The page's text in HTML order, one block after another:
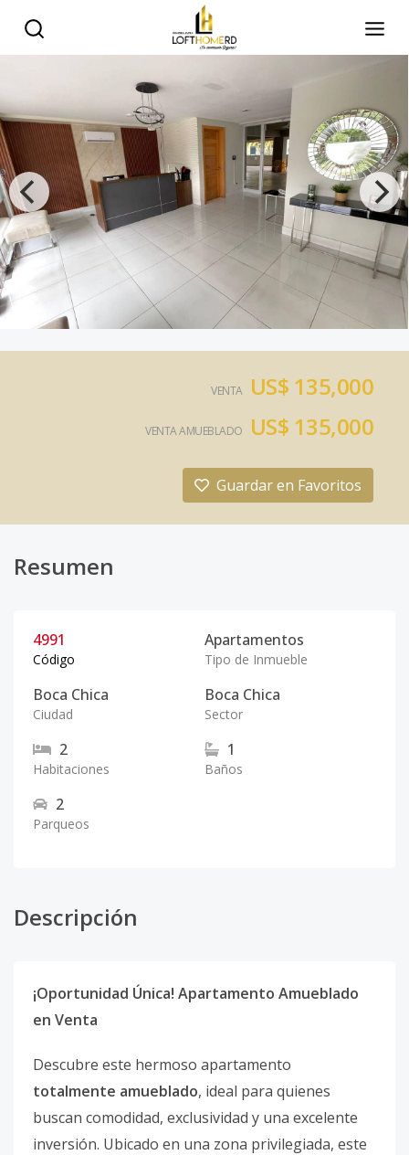
VENTA US$ 135,000
VENTA AMUEBLADO US$ 135,000
Guardar en Favoritos
Resumen
4991
Código
Apartamentos
Tipo de Inmueble
Boca Chica
Ciudad
Boca Chica
Sector
2
Habitaciones
1
Baños
2
Parqueos
Descripción
¡Oportunidad Única! Apartamento Amueblado
en Venta
Descubre este hermoso apartamento
totalmente amueblado, ideal para quienes
buscan comodidad, exclusividad y una excelente
inversión. Ubicado en una zona privilegiada, este